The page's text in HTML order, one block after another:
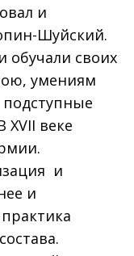
и
Шуйский.
обучали своих
умениям
подступные
веке
и
и